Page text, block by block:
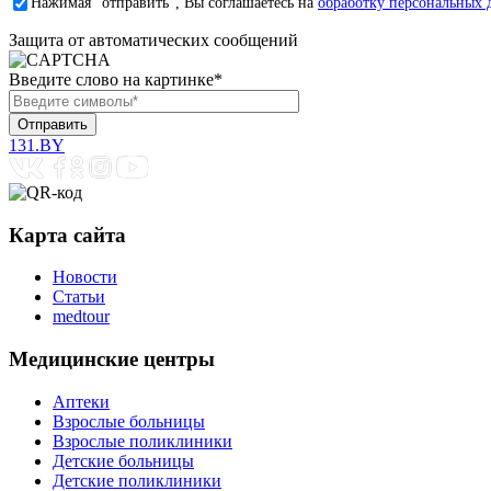
Защита от автоматических сообщений
Введите слово на картинке*
131.BY
Карта сайта
Новости
Статьи
medtour
Медицинские центры
Аптеки
Взрослые больницы
Взрослые поликлиники
Детские больницы
Детские поликлиники